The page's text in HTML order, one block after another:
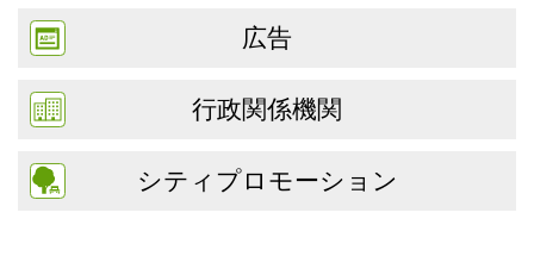
広告
行政関係機関
シティプロモーション